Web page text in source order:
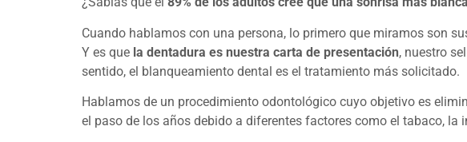
Cuando hablamos con una persona, lo primero que miramos son
Y es que la dentadura es nuestra carta de presentación, nuestro
sentido, el blanqueamiento dental es el tratamiento más solicitado.
Hablamos de un procedimiento odontológico cuyo objetivo es
el paso de los años debido a diferentes factores como el tabaco,